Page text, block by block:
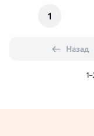
1
Назад